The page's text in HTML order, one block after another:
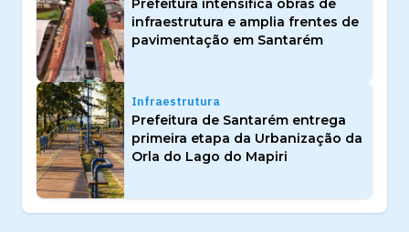
Prefeitura intensifica obras de
infraestrutura e amplia frentes de
pavimentação em Santarém
Infraestrutura
Prefeitura de Santarém entrega
primeira etapa da Urbanização da
Orla do Lago do Mapiri